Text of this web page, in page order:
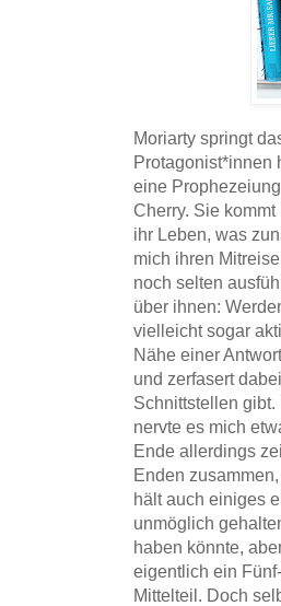
Moriarty springt
Protagonist*innen
eine
Cherry. Sie
ihr Leben, was
mich ihren
noch selten
über ihnen:
vielleicht sogar
Nähe einer
und zerfasert
Schnittstellen
nervte es mich
Ende allerdings
Enden
hält auch einiges
unmöglich
haben könnte,
eigentlich ein
Mittelteil. Doch